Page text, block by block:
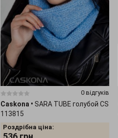
0 відгуків
Caskona • SARA TUBE голубой CS
113815
Роздрібна ціна: